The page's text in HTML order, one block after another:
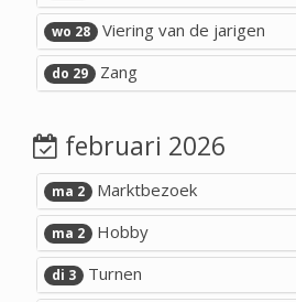
wo 28 Viering van de jarigen
do 29 Zang
februari 2026
ma 2 Marktbezoek
ma 2 Hobby
di 3 Turnen